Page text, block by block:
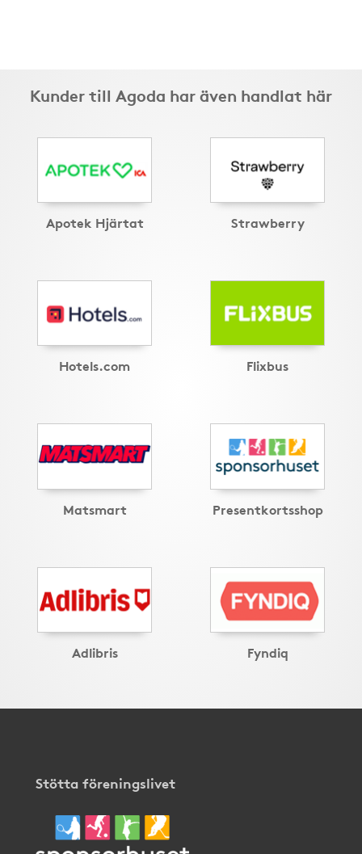
Kunder till Agoda har även handlat här
Apotek Hjärtat Strawberry
Hotels.com Flixbus
Matsmart Presentkortsshop
Adlibris Fyndiq
Stötta föreningslivet